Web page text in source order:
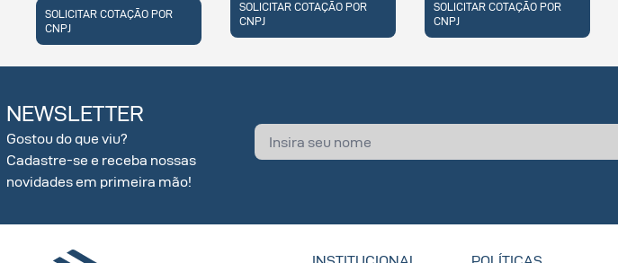
SOLICITAR COTAÇÃO POR
CNPJ
SOLICITAR COTAÇÃO POR
CNPJ
SOLICITAR COTAÇÃO POR
CNPJ
NEWSLETTER
Gostou do que viu?
Cadastre-se e receba nossas
novidades em primeira mão!